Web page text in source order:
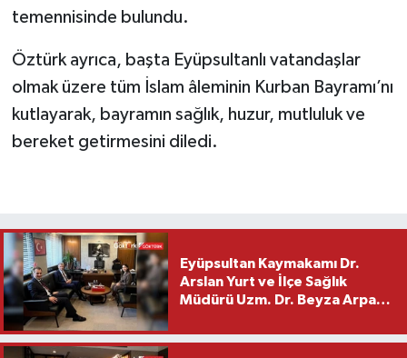
temennisinde bulundu.
Öztürk ayrıca, başta Eyüpsultanlı vatandaşlar
olmak üzere tüm İslam âleminin Kurban Bayramı’nı
kutlayarak, bayramın sağlık, huzur, mutluluk ve
bereket getirmesini diledi.
Eyüpsultan Kaymakamı Dr.
Arslan Yurt ve İlçe Sağlık
Müdürü Uzm. Dr. Beyza Arpacı
Ziyareti